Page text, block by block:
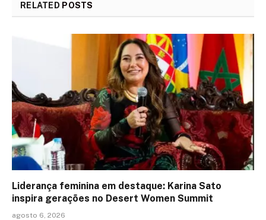
RELATED POSTS
Liderança feminina em destaque: Karina Sato
inspira gerações no Desert Women Summit
agosto 6, 2026